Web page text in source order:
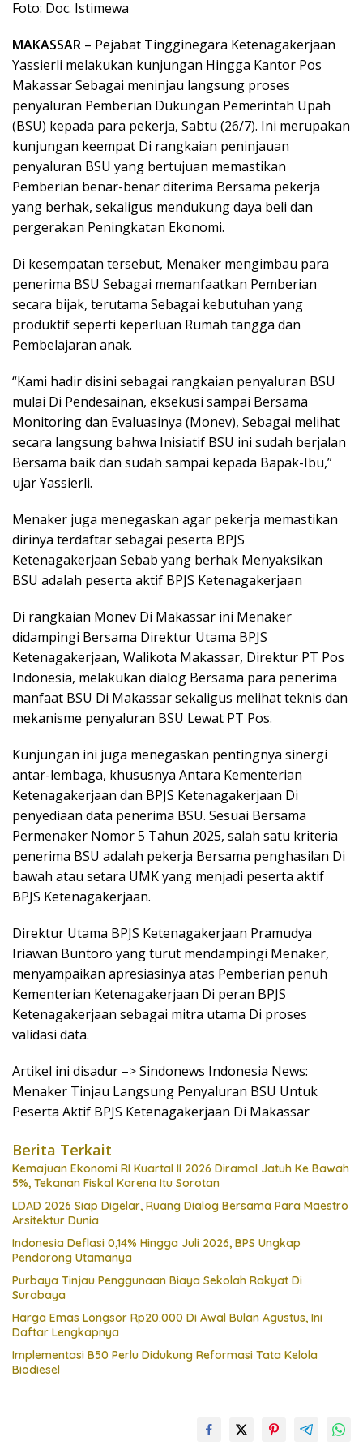
Foto: Doc. Istimewa
MAKASSAR – Pejabat Tingginegara Ketenagakerjaan
Yassierli melakukan kunjungan Hingga Kantor Pos
Makassar Sebagai meninjau langsung proses
penyaluran Pemberian Dukungan Pemerintah Upah
(BSU) kepada para pekerja, Sabtu (26/7). Ini merupakan
kunjungan keempat Di rangkaian peninjauan
penyaluran BSU yang bertujuan memastikan
Pemberian benar-benar diterima Bersama pekerja
yang berhak, sekaligus mendukung daya beli dan
pergerakan Peningkatan Ekonomi.
Di kesempatan tersebut, Menaker mengimbau para
penerima BSU Sebagai memanfaatkan Pemberian
secara bijak, terutama Sebagai kebutuhan yang
produktif seperti keperluan Rumah tangga dan
Pembelajaran anak.
“Kami hadir disini sebagai rangkaian penyaluran BSU
mulai Di Pendesainan, eksekusi sampai Bersama
Monitoring dan Evaluasinya (Monev), Sebagai melihat
secara langsung bahwa Inisiatif BSU ini sudah berjalan
Bersama baik dan sudah sampai kepada Bapak-Ibu,”
ujar Yassierli.
Menaker juga menegaskan agar pekerja memastikan
dirinya terdaftar sebagai peserta BPJS
Ketenagakerjaan Sebab yang berhak Menyaksikan
BSU adalah peserta aktif BPJS Ketenagakerjaan
Di rangkaian Monev Di Makassar ini Menaker
didampingi Bersama Direktur Utama BPJS
Ketenagakerjaan, Walikota Makassar, Direktur PT Pos
Indonesia, melakukan dialog Bersama para penerima
manfaat BSU Di Makassar sekaligus melihat teknis dan
mekanisme penyaluran BSU Lewat PT Pos.
Kunjungan ini juga menegaskan pentingnya sinergi
antar-lembaga, khususnya Antara Kementerian
Ketenagakerjaan dan BPJS Ketenagakerjaan Di
penyediaan data penerima BSU. Sesuai Bersama
Permenaker Nomor 5 Tahun 2025, salah satu kriteria
penerima BSU adalah pekerja Bersama penghasilan Di
bawah atau setara UMK yang menjadi peserta aktif
BPJS Ketenagakerjaan.
Direktur Utama BPJS Ketenagakerjaan Pramudya
Iriawan Buntoro yang turut mendampingi Menaker,
menyampaikan apresiasinya atas Pemberian penuh
Kementerian Ketenagakerjaan Di peran BPJS
Ketenagakerjaan sebagai mitra utama Di proses
validasi data.
Artikel ini disadur –> Sindonews Indonesia News:
Menaker Tinjau Langsung Penyaluran BSU Untuk
Peserta Aktif BPJS Ketenagakerjaan Di Makassar
Berita Terkait
Kemajuan Ekonomi RI Kuartal II 2026 Diramal Jatuh Ke Bawah
5%, Tekanan Fiskal Karena Itu Sorotan
LDAD 2026 Siap Digelar, Ruang Dialog Bersama Para Maestro
Arsitektur Dunia
Indonesia Deflasi 0,14% Hingga Juli 2026, BPS Ungkap
Pendorong Utamanya
Purbaya Tinjau Penggunaan Biaya Sekolah Rakyat Di
Surabaya
Harga Emas Longsor Rp20.000 Di Awal Bulan Agustus, Ini
Daftar Lengkapnya
Implementasi B50 Perlu Didukung Reformasi Tata Kelola
Biodiesel